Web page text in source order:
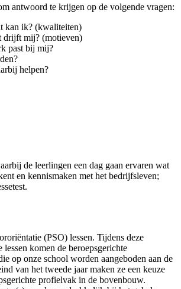
antwoord te krijgen op de volgende vragen:
kan ik? (kwaliteiten)
mij? (motieven)
past bij mij?
helpen?
de leerlingen een dag gaan ervaren wat
en kennismaken met het bedrijfsleven;
(PSO) lessen. Tijdens deze
komen de beroepsgerichte
op onze school worden aangeboden aan de
van het tweede jaar maken ze een keuze
profielvak in de bovenbouw.